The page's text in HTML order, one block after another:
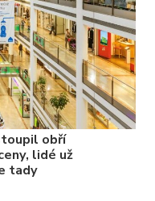
obří
lidé už
tady